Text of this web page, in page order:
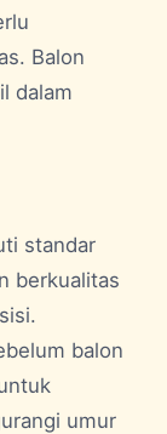
Balon
dalam
standar
berkualitas
balon
umur